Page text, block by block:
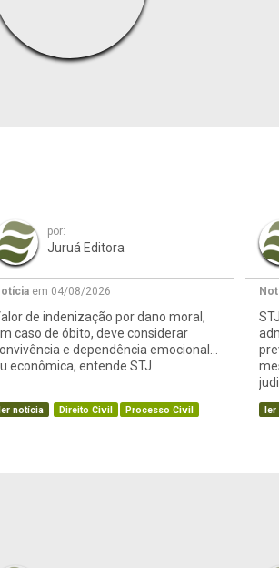
por:
Juruá Editora
em 04/08/2026
de indenização por dano moral,
caso de óbito, deve considerar
e dependência emocional
econômica, entende STJ
notícia Direito Civil Processo Civil ler